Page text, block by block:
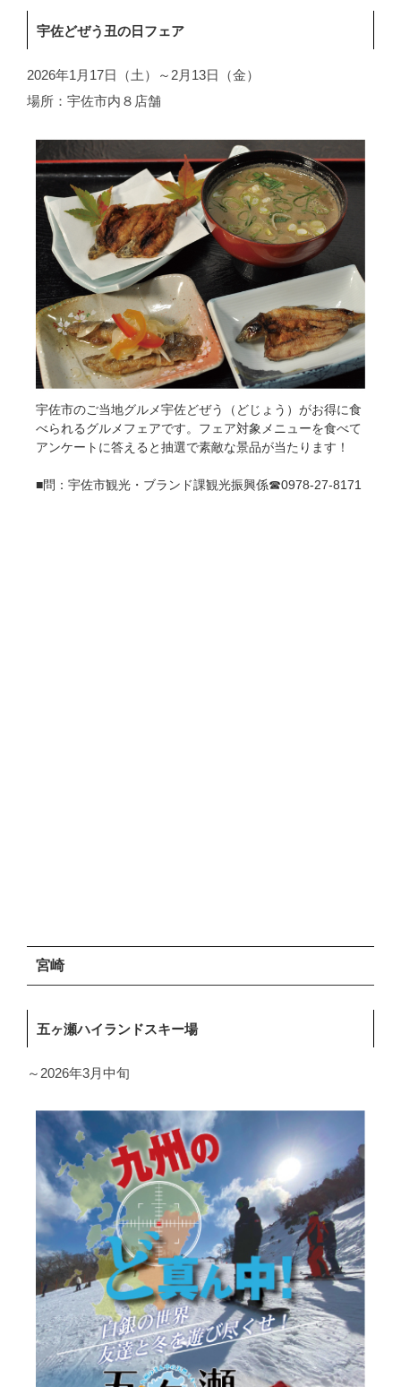
宇佐どぜう丑の日フェア
2026年1月17日（土）～2月13日（金）
場所：宇佐市内８店舗
宇佐市のご当地グルメ宇佐どぜう（どじょう）がお得に食
べられるグルメフェアです。フェア対象メニューを食べて
アンケートに答えると抽選で素敵な景品が当たります！
■問：宇佐市観光・ブランド課観光振興係☎0978-27-8171
宮崎
五ヶ瀬ハイランドスキー場
～2026年3月中旬